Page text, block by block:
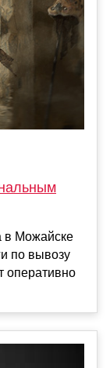
в Можайске
по вывозу
оперативно